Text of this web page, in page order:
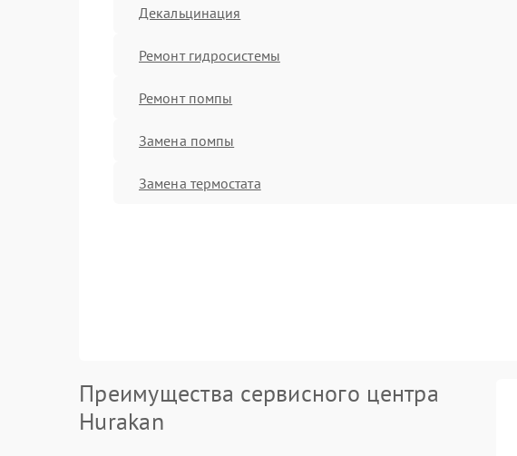
Декальцинация
Ремонт гидросистемы
Ремонт помпы
Замена помпы
Замена термостата
Преимущества сервисного центра
Hurakan